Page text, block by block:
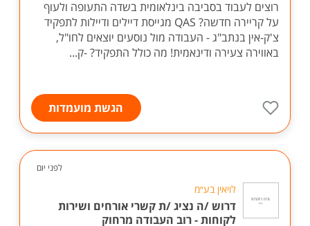
רוצים לעבוד בסביבה בינלאומית בשדה התעופה ולעוף
על קריירה חדשה? QAS מגייסת דיילים ודיילות לתפקיד
צ'ק-אין בנתב"ג - העבודה מול נוסעים יוצאים לחו"ל,
באווירה צעירה ודינאמית! מה כולל התפקיד? -ק...
הגשת מועמדות
לפני יום
לויאין בע״מ
דרוש /ה נציג /ת קשרי אורחים ושירות
לקוחות - רוב העבודה מרחוק